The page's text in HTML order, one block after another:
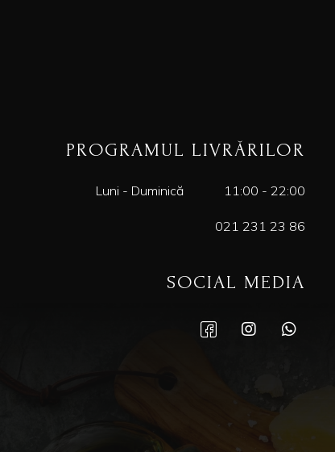
PROGRAMUL LIVRĂRILOR
Luni - Duminică 11:00 - 22:00
021 231 23 86
SOCIAL MEDIA